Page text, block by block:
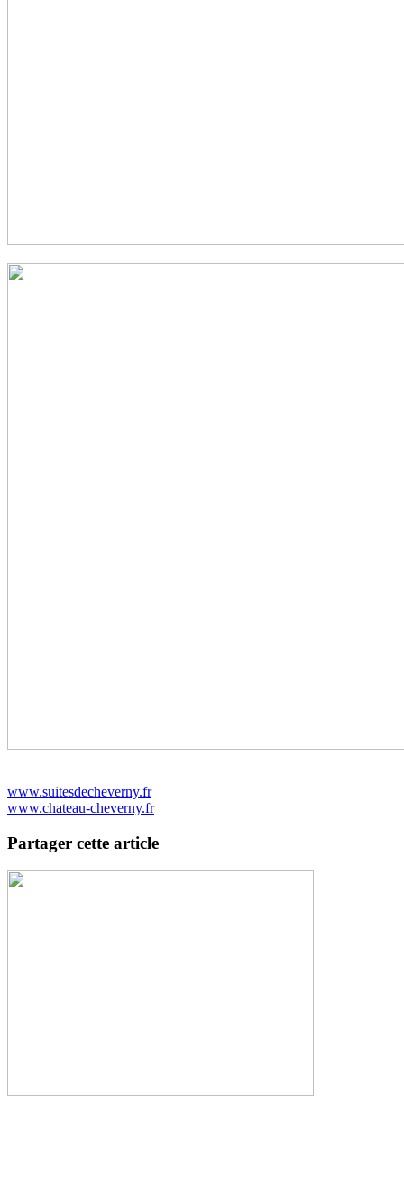
www.suitesdecheverny.fr
www.chateau-cheverny.fr
Partager cette article